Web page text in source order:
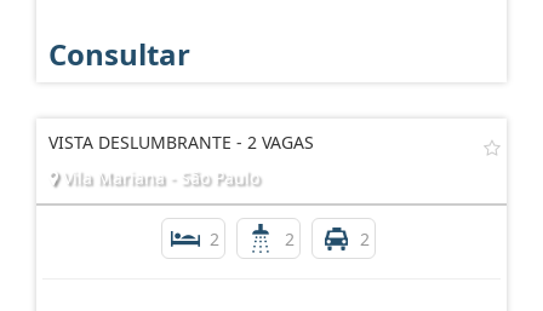
Consultar
VISTA DESLUMBRANTE - 2 VAGAS
Vila Mariana - São Paulo
2 2 2